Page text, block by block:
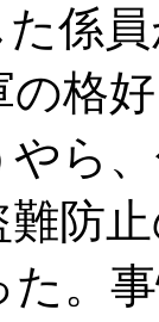
係
格
ら
防
。